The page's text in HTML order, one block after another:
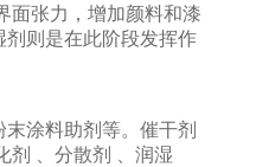
面张力，增加颜料和漆
剂则是在此阶段发挥作
末涂料助剂等。催干剂
剂 、分散剂 、润湿